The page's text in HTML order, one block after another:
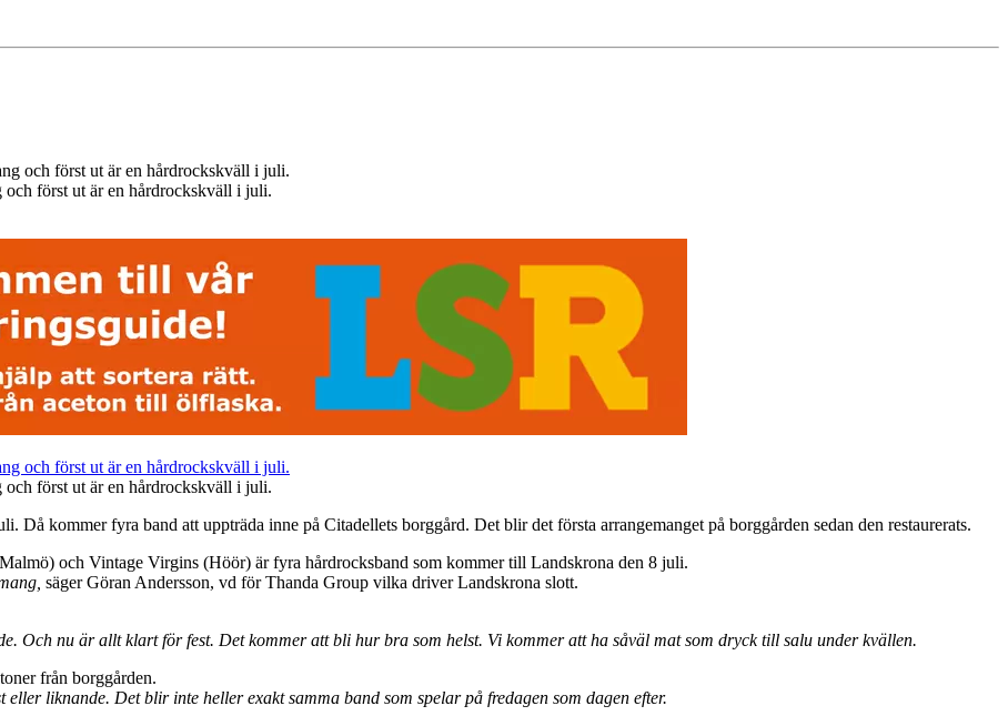
först ut är en hårdrockskväll i juli.
först ut är en hårdrockskväll i juli.
Då kommer fyra band att uppträda inne på Citadellets borggård. Det blir det första arrangemanget på borggården sedan den restaurerats.
och Vintage Virgins (Höör) är fyra hårdrocksband som kommer till Landskrona den 8 juli.
säger Göran Andersson, vd för Thanda Group vilka driver Landskrona slott.
Och nu är allt klart för fest. Det kommer att bli hur bra som helst. Vi kommer att ha såväl mat som dryck till salu under kvällen.
från borggården.
liknande. Det blir inte heller exakt samma band som spelar på fredagen som dagen efter.